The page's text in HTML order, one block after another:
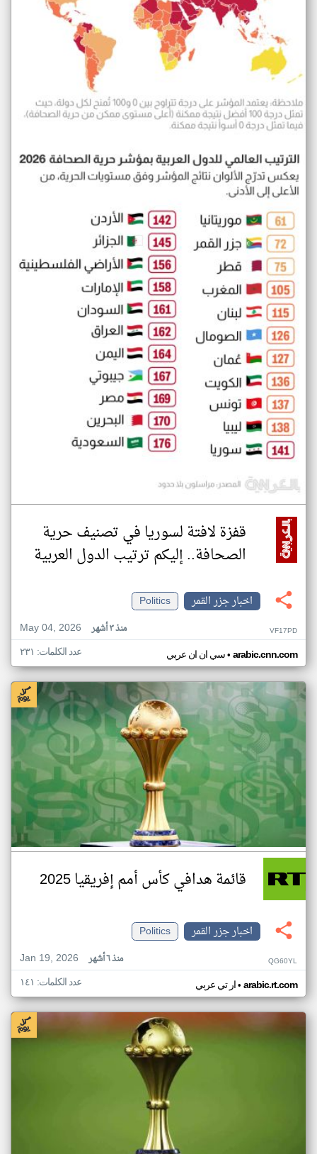
قفزة لافتة لسوريا في تصنيف حرية
الصحافة.. إليكم ترتيب الدول العربية
اخبار جزر القمر
Politics
May 04, 2026
منذ ٣ أشهر VF17PD
سي ان ان عربي• arabic.cnn.com عدد الكلمات: ٢٣١
قائمة هدافي كأس أمم إفريقيا 2025
اخبار جزر القمر
Politics
Jan 19, 2026
منذ ٦ أشهر QG60YL
ار تي عربي• arabic.rt.com عدد الكلمات: ١٤١